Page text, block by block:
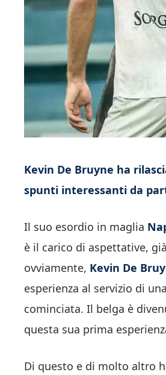
Kevin De Bruyne ha
spunti interessanti da
Il suo esordio in maglia
è il carico di aspettative,
ovviamente, Kevin De
esperienza al servizio di
cominciata. Il belga è
questa sua prima
Di questo e di molto altro